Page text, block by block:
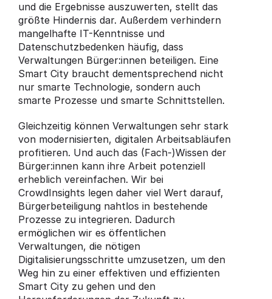
und die Ergebnisse auszuwerten, stellt das
größte Hindernis dar. Außerdem verhindern
mangelhafte IT-Kenntnisse und
Datenschutzbedenken häufig, dass
Verwaltungen Bürger:innen beteiligen. Eine
Smart City braucht dementsprechend nicht
nur smarte Technologie, sondern auch
smarte Prozesse und smarte Schnittstellen.
Gleichzeitig können Verwaltungen sehr stark
von modernisierten, digitalen Arbeitsabläufen
profitieren. Und auch das (Fach-)Wissen der
Bürger:innen kann ihre Arbeit potenziell
erheblich vereinfachen. Wir bei
CrowdInsights legen daher viel Wert darauf,
Bürgerbeteiligung nahtlos in bestehende
Prozesse zu integrieren. Dadurch
ermöglichen wir es öffentlichen
Verwaltungen, die nötigen
Digitalisierungsschritte umzusetzen, um den
Weg hin zu einer effektiven und effizienten
Smart City zu gehen und den